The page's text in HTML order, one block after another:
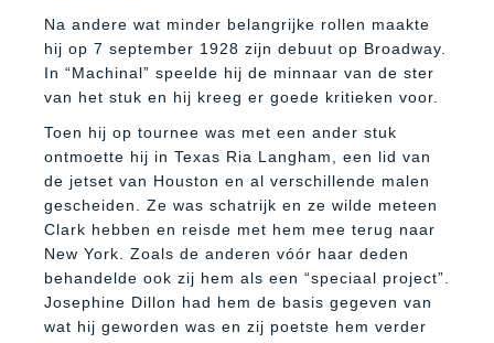
Na andere wat minder belangrijke rollen maakte
hij op 7 september 1928 zijn debuut op Broadway.
In “Machinal” speelde hij de minnaar van de ster
van het stuk en hij kreeg er goede kritieken voor.
Toen hij op tournee was met een ander stuk
ontmoette hij in Texas Ria Langham, een lid van
de jetset van Houston en al verschillende malen
gescheiden. Ze was schatrijk en ze wilde meteen
Clark hebben en reisde met hem mee terug naar
New York. Zoals de anderen vóór haar deden
behandelde ook zij hem als een “speciaal project”.
Josephine Dillon had hem de basis gegeven van
wat hij geworden was en zij poetste hem verder